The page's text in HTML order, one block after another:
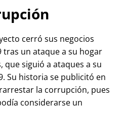
cerró sus negocios
tras un ataque a su hogar
que siguió a ataques a su
Su historia se publicitó en
la corrupción, pues
considerarse un